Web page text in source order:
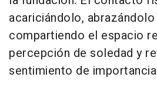
acariciándolo,
compartiendo el espacio
percepción de soledad y
sentimiento de